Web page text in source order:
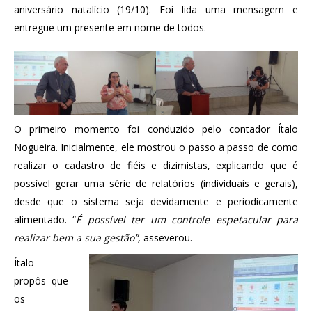
aniversário natalício (19/10). Foi lida uma mensagem e
entregue um presente em nome de todos.
O primeiro momento foi conduzido pelo contador Ítalo
Nogueira. Inicialmente, ele mostrou o passo a passo de como
realizar o cadastro de fiéis e dizimistas, explicando que é
possível gerar uma série de relatórios (individuais e gerais),
desde que o sistema seja devidamente e periodicamente
alimentado. “É possível ter um controle espetacular para
realizar bem a sua gestão”, asseverou.
Ítalo
propôs que
os